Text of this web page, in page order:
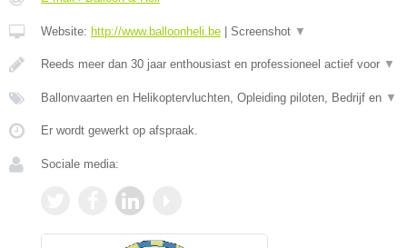
Website: http://www.balloonheli.be | Screenshot ▼
Reeds meer dan 30 jaar enthousiast en professioneel actief voor ▼
Ballonvaarten en Helikoptervluchten, Opleiding piloten, Bedrijf en ▼
Er wordt gewerkt op afspraak.
Sociale media: